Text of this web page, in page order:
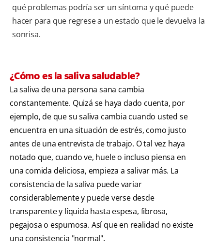
qué problemas podría ser un síntoma y qué puede
hacer para que regrese a un estado que le devuelva la
sonrisa.
¿Cómo es la saliva saludable?
La saliva de una persona sana cambia
constantemente. Quizá se haya dado cuenta, por
ejemplo, de que su saliva cambia cuando usted se
encuentra en una situación de estrés, como justo
antes de una entrevista de trabajo. O tal vez haya
notado que, cuando ve, huele o incluso piensa en
una comida deliciosa, empieza a salivar más. La
consistencia de la saliva puede variar
considerablemente y puede verse desde
transparente y líquida hasta espesa, fibrosa,
pegajosa o espumosa. Así que en realidad no existe
una consistencia "normal".